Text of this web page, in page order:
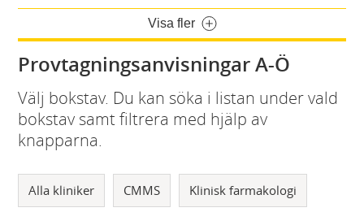
Visa fler
Provtagningsanvisningar A-Ö
Välj bokstav. Du kan söka i listan under vald
bokstav samt filtrera med hjälp av
knapparna.
Alla kliniker CMMS Klinisk farmakologi